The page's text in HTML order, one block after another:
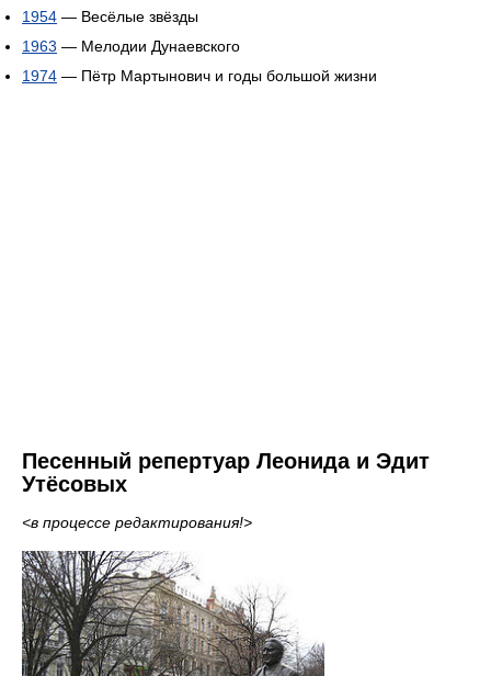
1954 — Весёлые звёзды
1963 — Мелодии Дунаевского
1974 — Пётр Мартынович и годы большой жизни
Песенный репертуар Леонида и Эдит
Утёсовых
<в процессе редактирования!>